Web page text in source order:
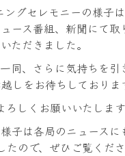
ングセレモニーの様子は
ース番組、新聞にて取
いただきました。
同、さらに気持ちを引
しをお待ちしておりま
ろしくお願いいたします
子は各局のニュースに
たので、ぜひご覧くださ